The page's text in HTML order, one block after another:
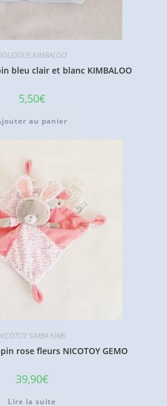
KIMBALOO
bleu clair et blanc KIMBALOO
5,50€
au panier
SIMBA KIABI
rose fleurs NICOTOY GEMO
39,90€
Lire la suite